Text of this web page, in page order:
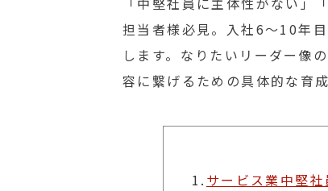
担当者様必見。入社6〜10年
します。なりたいリーダー像
容に繋げるための具体的な育
1. サービス業中堅